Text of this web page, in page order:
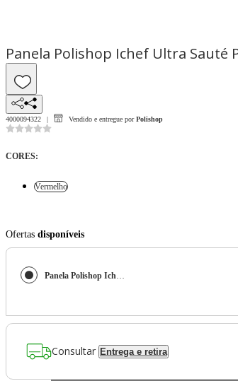
Panela Polishop Ichef Ultra Sauté
4000094322 Vendido e entregue por Polishop
CORES:
Vermelho
Ofertas disponíveis
Panela Polishop Ichef Ultra Sauté Petit Shark Series Vermelha 20cm
Consultar Entrega e retira